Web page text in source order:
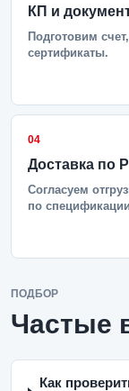
КП и
Подготовим
сертификаты.
04
Доставка по
Согласуем
по
ПОДБОР
Частые
Как